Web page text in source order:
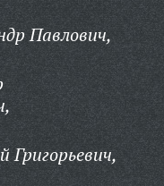
Павлович,
Григорьевич,